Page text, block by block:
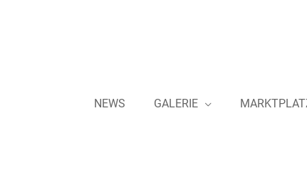
NEWS GALERIE